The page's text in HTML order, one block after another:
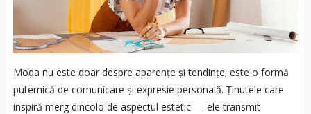
Moda nu este doar despre aparențe și tendințe; este o formă
puternică de comunicare și expresie personală. Ținutele care
inspiră merg dincolo de aspectul estetic — ele transmit